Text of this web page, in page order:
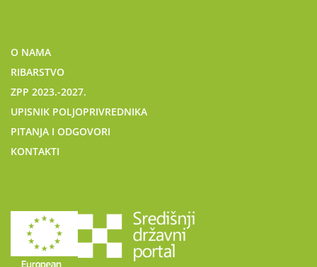
O NAMA
RIBARSTVO
ZPP 2023.-2027.
UPISNIK POLJOPRIVREDNIKA
PITANJA I ODGOVORI
KONTAKTI